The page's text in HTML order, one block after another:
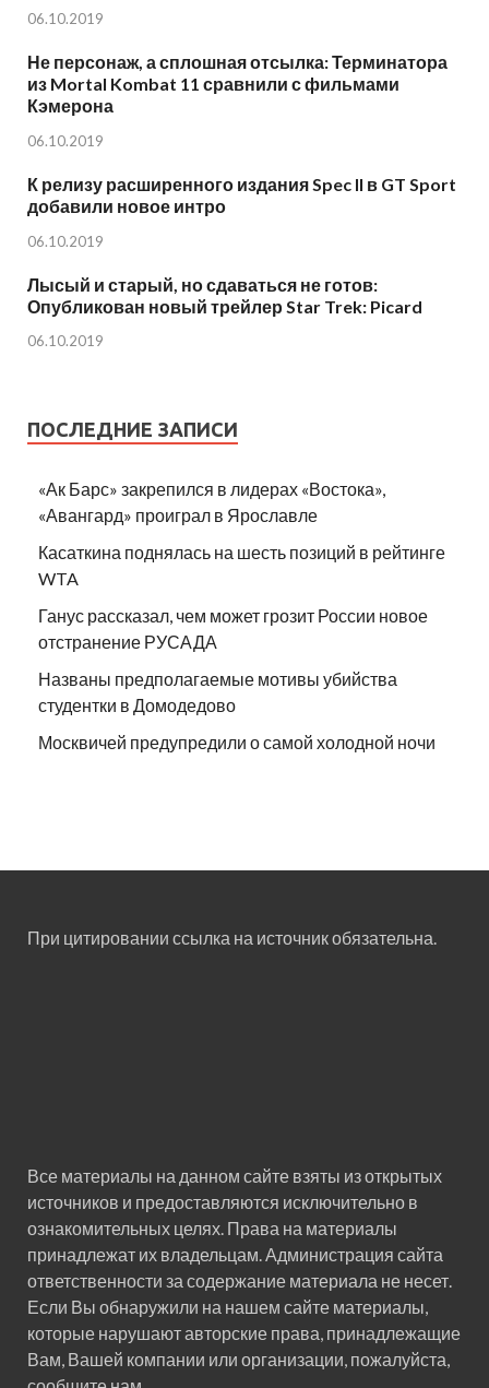
06.10.2019
Не персонаж, а сплошная отсылка: Терминатора
из Mortal Kombat 11 сравнили с фильмами
Кэмерона
06.10.2019
К релизу расширенного издания Spec II в GT Sport
добавили новое интро
06.10.2019
Лысый и старый, но сдаваться не готов:
Опубликован новый трейлер Star Trek: Picard
06.10.2019
ПОСЛЕДНИЕ ЗАПИСИ
«Ак Барс» закрепился в лидерах «Востока»,
«Авангард» проиграл в Ярославле
Касаткина поднялась на шесть позиций в рейтинге
WTA
Ганус рассказал, чем может грозит России новое
отстранение РУСАДА
Названы предполагаемые мотивы убийства
студентки в Домодедово
Москвичей предупредили о самой холодной ночи
При цитировании ссылка на источник обязательна.
Все материалы на данном сайте взяты из открытых
источников и предоставляются исключительно в
ознакомительных целях. Права на материалы
принадлежат их владельцам. Администрация сайта
ответственности за содержание материала не несет.
Если Вы обнаружили на нашем сайте материалы,
которые нарушают авторские права, принадлежащие
Вам, Вашей компании или организации, пожалуйста,